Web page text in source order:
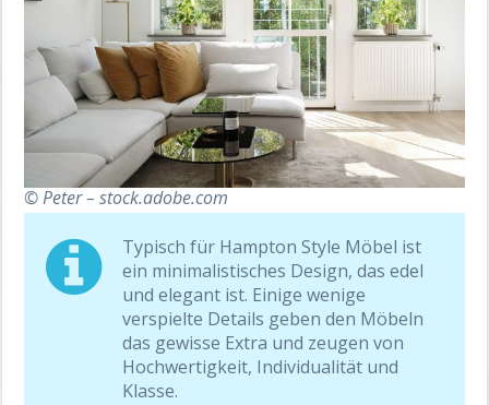
© Peter – stock.adobe.com
Typisch für Hampton Style Möbel ist
ein minimalistisches Design, das edel
und elegant ist. Einige wenige
verspielte Details geben den Möbeln
das gewisse Extra und zeugen von
Hochwertigkeit, Individualität und
Klasse.